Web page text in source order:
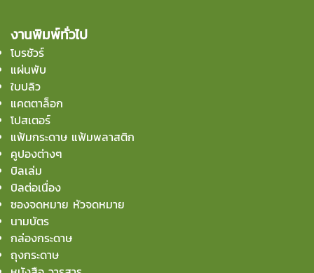
งานพิมพ์ทั่วไป
โบรชัวร์
แผ่นพับ
ใบปลิว
แคตตาล็อก
โปสเตอร์
แฟ้มกระดาษ แฟ้มพลาสติก
คูปองต่างๆ
บิลเล่ม
บิลต่อเนื่อง
ซองจดหมาย หัวจดหมาย
นามบัตร
กล่องกระดาษ
ถุงกระดาษ